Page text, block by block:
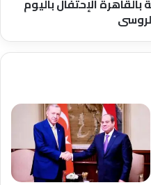
الإحتفال باليوم